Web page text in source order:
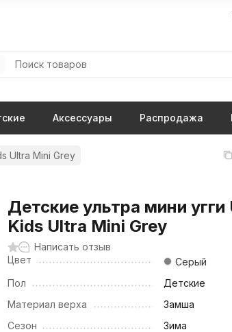
Аксессуары Распродажа
Ultra Mini Grey
Детские ультра мини угги
Kids Ultra Mini Grey
Написать отзыв
Цвет
Серый
Пол
Детские
Материал верха
Замша
Сезон
Зима